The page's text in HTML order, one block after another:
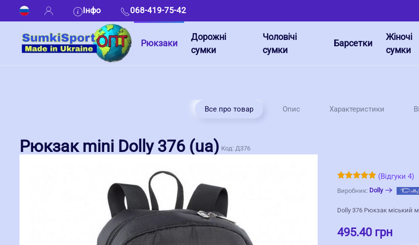
Інфо 068-419-75-42
Рюкзаки
Дорожні
сумки
Чоловічі
сумки
Барсетки
Жіночі
сумки
Все про товар Опис Характеристики
Рюкзак mini Dolly 376 (ua) Код: Д376
(Відгуки 4)
Виробник: Dolly
Dolly 376 Рюкзак міський
495.40 грн